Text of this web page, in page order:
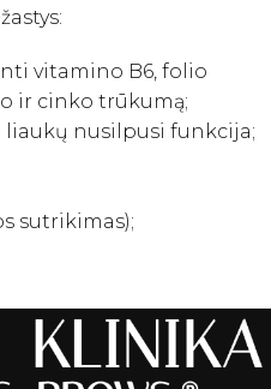
vitamino B6, folio
ir cinko trūkumą;
nusilpusi funkcija;
sutrikimas);